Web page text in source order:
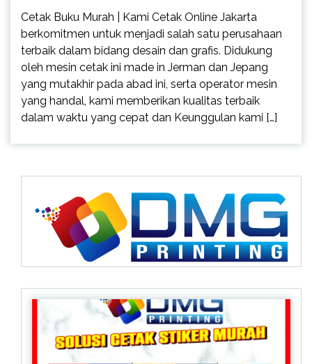
Cetak Buku Murah | Kami Cetak Online Jakarta
berkomitmen untuk menjadi salah satu perusahaan
terbaik dalam bidang desain dan grafis. Didukung
oleh mesin cetak ini made in Jerman dan Jepang
yang mutakhir pada abad ini, serta operator mesin
yang handal, kami memberikan kualitas terbaik
dalam waktu yang cepat dan Keunggulan kami […]